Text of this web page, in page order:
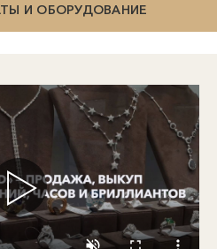
И ОБОРУДОВАНИЕ